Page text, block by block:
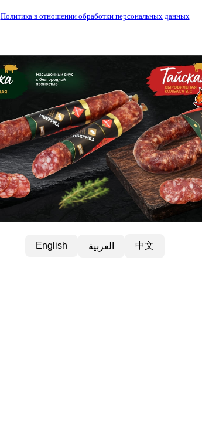
Политика в отношении обработки персональных данных
English العربية 中文